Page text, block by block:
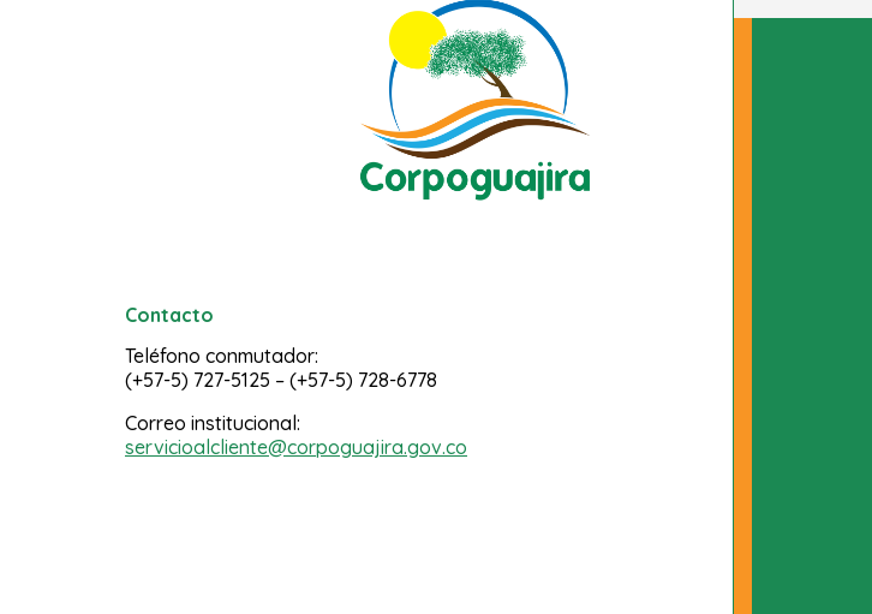
Contacto
Teléfono conmutador:
(+57-5) 727-5125 – (+57-5) 728-6778
Correo institucional:
servicioalcliente@corpoguajira.gov.co